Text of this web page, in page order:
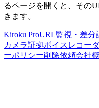
るページを開くと、その
きます。
Kiroku ProURL監視・差分
カメラ証拠ボイスレコー
ーポリシー削除依頼会社